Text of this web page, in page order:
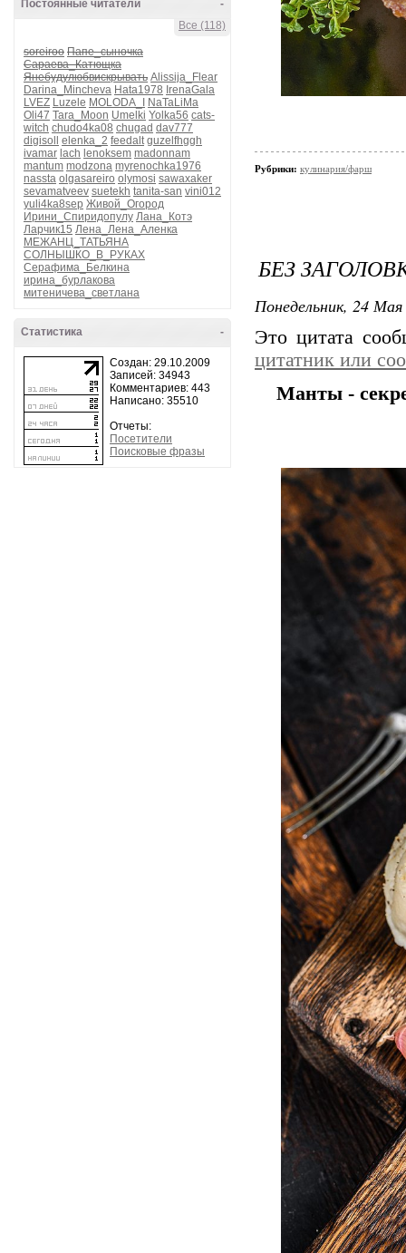
-
Постоянные читатели
Все (118)
soreiroo Папе_сыночка
Сараева_Катющка
Янебудулюбвискрывать Alissija_Flear
Darina_Mincheva Hata1978 IrenaGala
LVEZ Luzele MOLODA_I
NaTaLiMa
Oli47 Tara_Moon Umelki Yolka56 cats-
witch chudo4ka08 chugad dav777
digisoll
elenka_2 feedalt guzelfhggh
ivamar lach lenoksem madonnam
mantum modzona myrenochka1976
nassta olgasareiro olymosi sawaxaker
sevamatveev suetekh tanita-san vini012
yuli4ka8sep Живой_Огород
Ирини_Спиридопулу Лана_Котэ
Ларчик15 Лена_Лена_Аленка
МЕЖАНЦ_ТАТЬЯНА
СОЛНЫШКО_В_РУКАХ
Серафима_Белкина
ирина_бурлакова
митеничева_светлана
-
Статистика
Создан: 29.10.2009
Записей: 34943
Комментариев: 443
Написано: 35510
Отчеты:
Посетители
Поисковые фразы
Рубрики: кулинария/фарш
БЕЗ
Понедельник, 24
Это цитата
цитатник или
Манты -